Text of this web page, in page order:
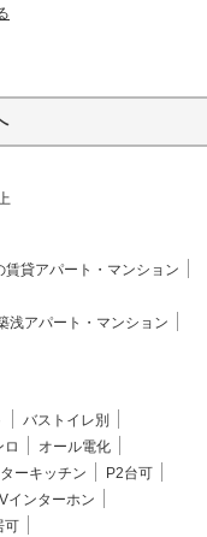
賃貸アパート・マンション
浅アパート・マンション
バストイレ別
ロ
オール電化
ーキッチン
P2台可
インターホン
可